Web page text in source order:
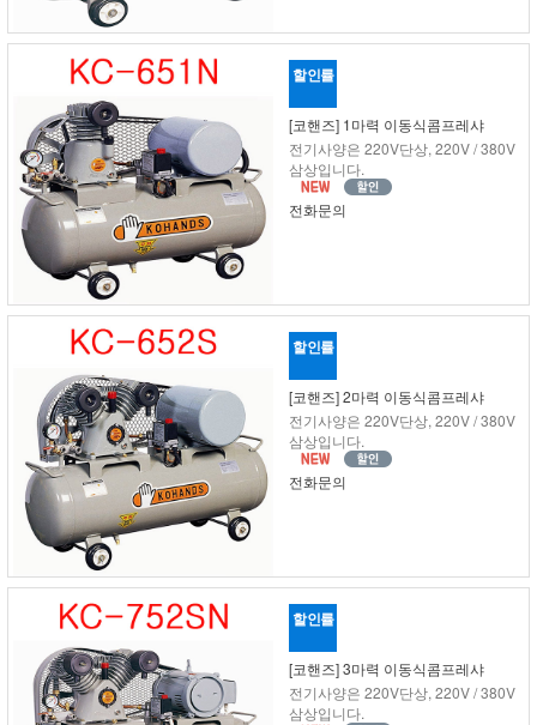
할인률
[코핸즈] 1마력 이동식콤프레샤
전기사양은 220V단상, 220V / 380V
삼상입니다.
전화문의
할인률
[코핸즈] 2마력 이동식콤프레샤
전기사양은 220V단상, 220V / 380V
삼상입니다.
전화문의
할인률
[코핸즈] 3마력 이동식콤프레샤
전기사양은 220V단상, 220V / 380V
삼상입니다.